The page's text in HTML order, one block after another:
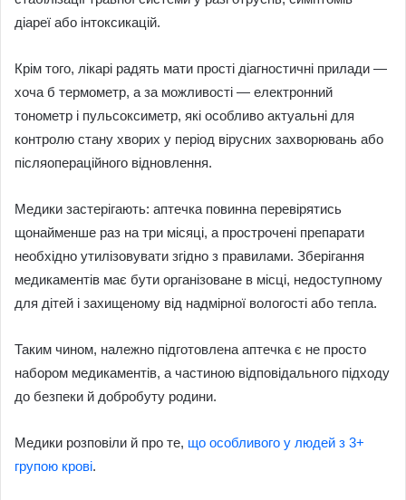
діареї або інтоксикацій.
Крім того, лікарі радять мати прості діагностичні прилади —
хоча б термометр, а за можливості — електронний
тонометр і пульсоксиметр, які особливо актуальні для
контролю стану хворих у період вірусних захворювань або
післяопераційного відновлення.
Медики застерігають: аптечка повинна перевірятись
щонайменше раз на три місяці, а прострочені препарати
необхідно утилізовувати згідно з правилами. Зберігання
медикаментів має бути організоване в місці, недоступному
для дітей і захищеному від надмірної вологості або тепла.
Таким чином, належно підготовлена аптечка є не просто
набором медикаментів, а частиною відповідального підходу
до безпеки й добробуту родини.
Медики розповіли й про те, що особливого у людей з 3+
групою крові.